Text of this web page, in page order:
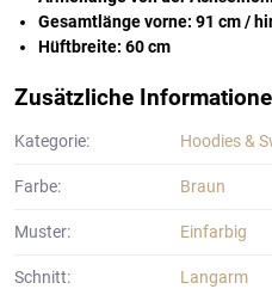
Gesamtlänge vorne: 91 cm /
Hüftbreite: 60 cm
Zusätzliche
Kategorie: Hoodies &
Farbe: Braun
Muster: Einfarbig
Schnitt: Langarm